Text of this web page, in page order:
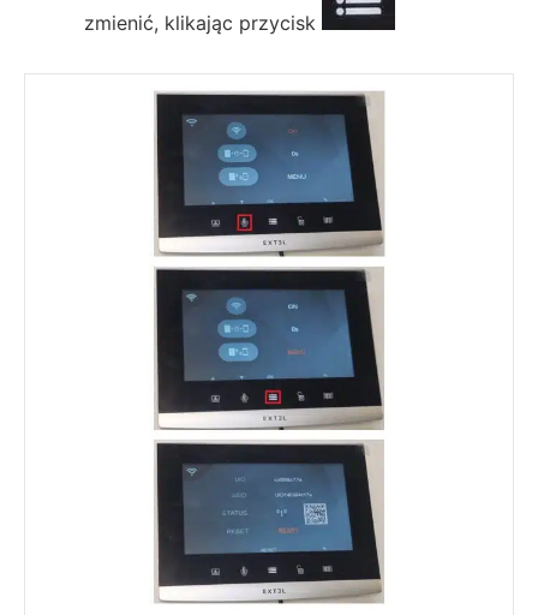
zmienić, klikając przycisk